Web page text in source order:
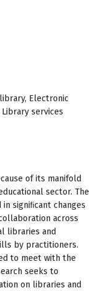
Electronic
services
of its manifold
sector. The
signiﬁcant changes
across
libraries and
by practitioners.
to meet with the
seeks to
on libraries and